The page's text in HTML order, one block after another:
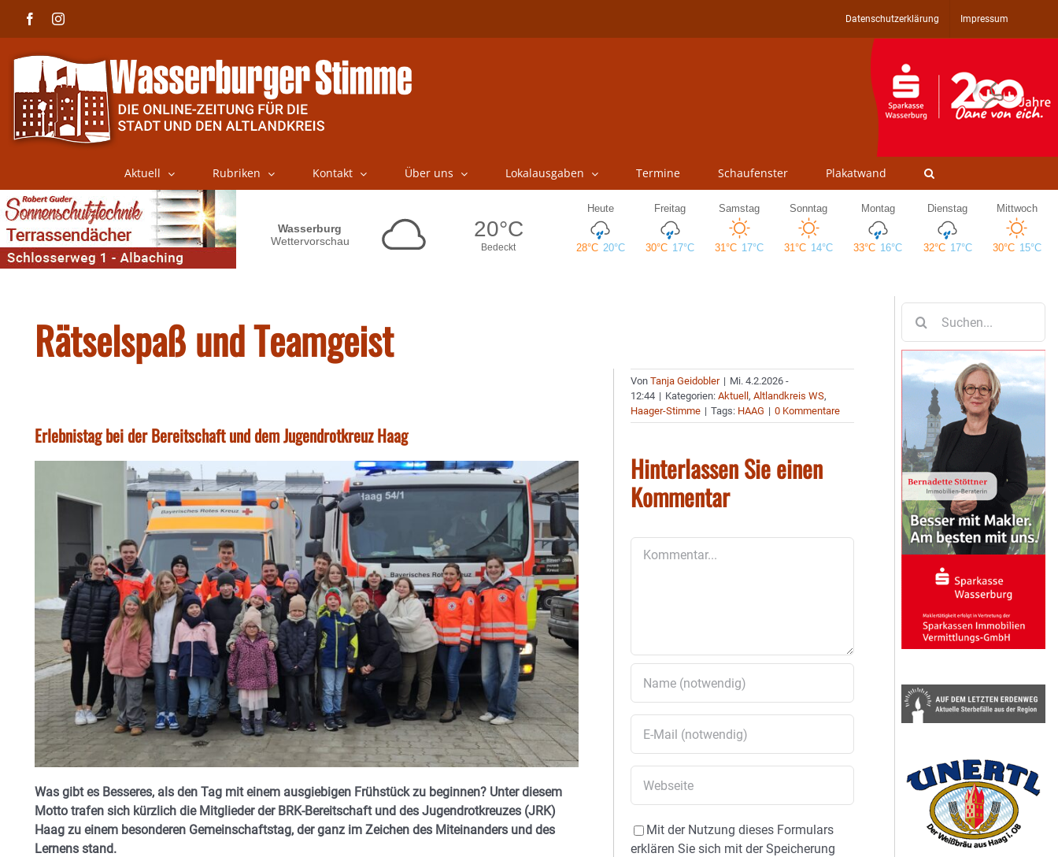
FacebookInstagram Datenschutzerklärung Impressum
Aktuell Rubriken Kontakt Über uns Lokalausgaben Termine Schaufenster Plakatwand
​Rätselspaß und Teamgeist
Erlebnistag bei der Bereitschaft und dem Jugendrotkreuz Haag
​Was gibt es Besseres, als den Tag mit einem ausgiebigen Frühstück zu beginnen? Unter diesem
Motto trafen sich kürzlich die Mitglieder der BRK-Bereitschaft und des Jugendrotkreuzes (JRK)
Haag zu einem besonderen Gemeinschaftstag, der ganz im Zeichen des Miteinanders und des
Lernens stand.
VonTanja Geidobler | Mi. 4.2.2026 -
12:44 | Kategorien:Aktuell,Altlandkreis WS,
Haager-Stimme | Tags: HAAG | 0 Kommentare
Hinterlassen Sie einen
Kommentar
Mit der Nutzung dieses Formulars
erklären Sie sich mit der Speicherung
nach: